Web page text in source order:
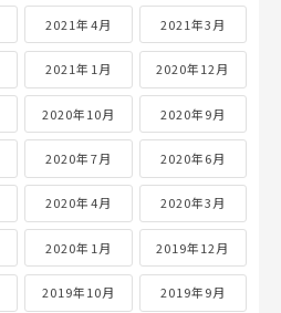
2021年4月 2021年3月
2021年1月 2020年12月
2020年10月 2020年9月
2020年7月 2020年6月
2020年4月 2020年3月
2020年1月 2019年12月
2019年10月 2019年9月